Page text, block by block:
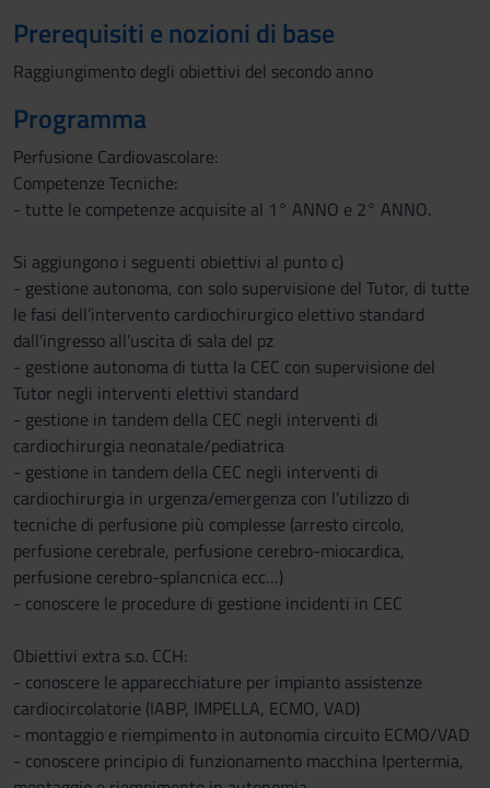
Prerequisiti e nozioni di base
Raggiungimento degli obiettivi del secondo anno
Programma
Perfusione Cardiovascolare:
Competenze Tecniche:
- tutte le competenze acquisite al 1° ANNO e 2° ANNO.
Si aggiungono i seguenti obiettivi al punto c)
- gestione autonoma, con solo supervisione del Tutor, di tutte
le fasi dell’intervento cardiochirurgico elettivo standard
dall’ingresso all’uscita di sala del pz
- gestione autonoma di tutta la CEC con supervisione del
Tutor negli interventi elettivi standard
- gestione in tandem della CEC negli interventi di
cardiochirurgia neonatale/pediatrica
- gestione in tandem della CEC negli interventi di
cardiochirurgia in urgenza/emergenza con l’utilizzo di
tecniche di perfusione più complesse (arresto circolo,
perfusione cerebrale, perfusione cerebro-miocardica,
perfusione cerebro-splancnica ecc…)
- conoscere le procedure di gestione incidenti in CEC
Obiettivi extra s.o. CCH:
- conoscere le apparecchiature per impianto assistenze
cardiocircolatorie (IABP, IMPELLA, ECMO, VAD)
- montaggio e riempimento in autonomia circuito ECMO/VAD
- conoscere principio di funzionamento macchina Ipertermia,